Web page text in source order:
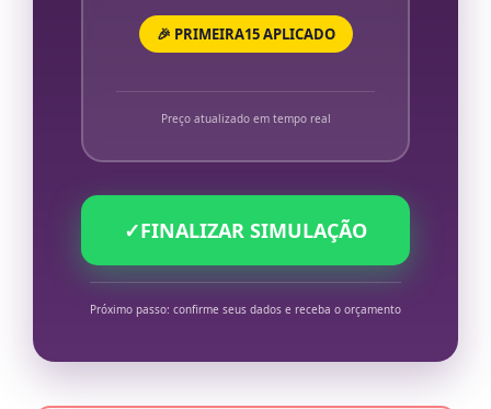
🎉 PRIMEIRA15 APLICADO
Preço atualizado em tempo real
✓FINALIZAR SIMULAÇÃO
Próximo passo: confirme seus dados e receba o orçamento